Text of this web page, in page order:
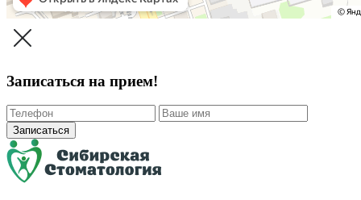
Записаться на прием!
Записаться